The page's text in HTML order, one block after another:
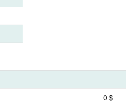
0 $